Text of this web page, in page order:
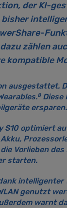
der KI-
bisher
zählen
kompatible
ausgestattet.
8Diese
ersparen.
S10 optimiert
Vorlieben
starten.
intelligenter
genutzt
warnt